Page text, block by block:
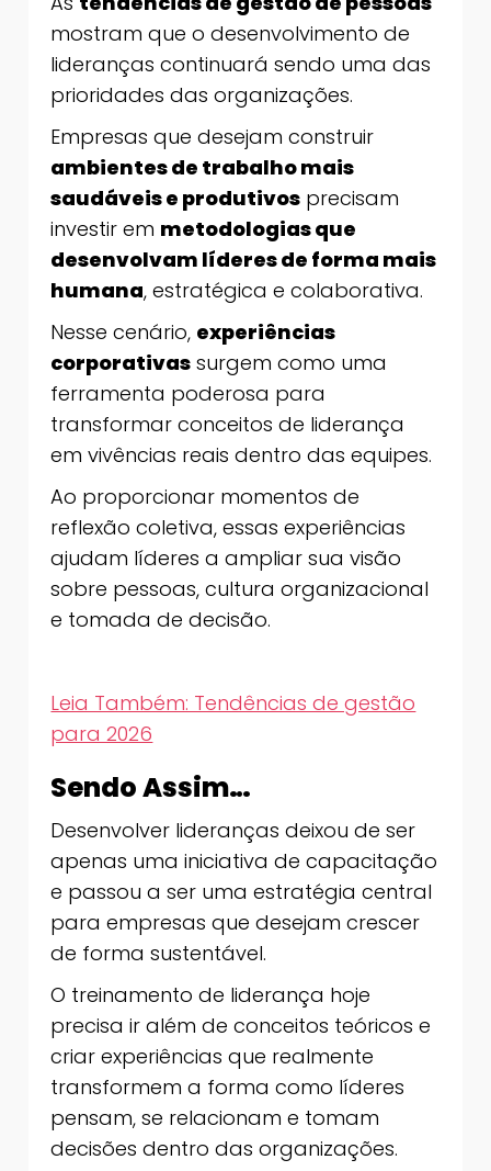
mostram que o desenvolvimento de
lideranças continuará sendo uma das
prioridades das organizações.
Empresas que desejam construir
ambientes de trabalho mais
saudáveis e produtivos precisam
investir em metodologias que
desenvolvam líderes de forma mais
humana, estratégica e colaborativa.
Nesse cenário, experiências
corporativas surgem como uma
ferramenta poderosa para
transformar conceitos de liderança
em vivências reais dentro das equipes.
Ao proporcionar momentos de
reflexão coletiva, essas experiências
ajudam líderes a ampliar sua visão
sobre pessoas, cultura organizacional
e tomada de decisão.
Leia Também: Tendências de gestão
para 2026
Sendo Assim…
Desenvolver lideranças deixou de ser
apenas uma iniciativa de capacitação
e passou a ser uma estratégia central
para empresas que desejam crescer
de forma sustentável.
O treinamento de liderança hoje
precisa ir além de conceitos teóricos e
criar experiências que realmente
transformem a forma como líderes
pensam, se relacionam e tomam
decisões dentro das organizações.